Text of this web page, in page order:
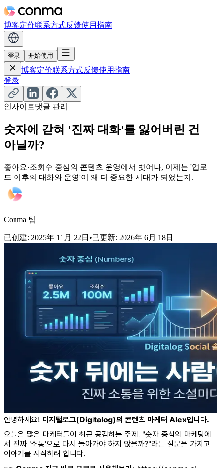
博客定价联系方式反馈使用指南
登录 开始使用
博客定价联系方式反馈使用指南
登录
인사이트댓글 관리
숫자에 갇혀 '진짜 대화'를 잃어버린 건
아닐까?
좋아요·조회수 중심의 콘텐츠 운영에서 벗어나, 이제는 '업로
드 이후의 대화와 운영'이 왜 더 중요한 시대가 되었는지.
Conma 팀
已创建: 2025年 11月 22日 •已更新: 2026年 6月 18日
안녕하세요! 디지털로그(Digitalog)의 콘텐츠 마케터 Alex입니다.
오늘은 많은 마케터들이 최근 공감하는 주제, "숫자 중심의 마케팅에
서 진짜 '소통'으로 다시 돌아가야 하지 않을까?"라는 질문을 가지고
이야기를 시작하려 합니다.